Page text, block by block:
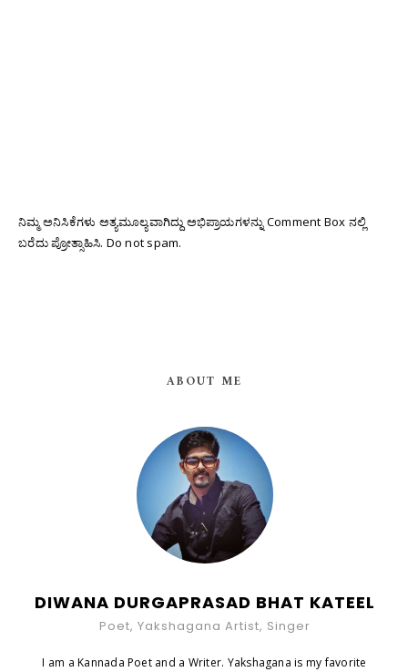
ನಿಮ್ಮ ಅನಿಸಿಕೆಗಳು ಅತ್ಯಮೂಲ್ಯವಾಗಿದ್ದು ಅಭಿಪ್ರಾಯಗಳನ್ನು Comment Box ನಲ್ಲಿ
ಬರೆದು ಪ್ರೋತ್ಸಾಹಿಸಿ. Do not spam.
ABOUT ME
DIWANA DURGAPRASAD BHAT KATEEL
Poet, Yakshagana Artist, Singer
I am a Kannada Poet and a Writer. Yakshagana is my favorite